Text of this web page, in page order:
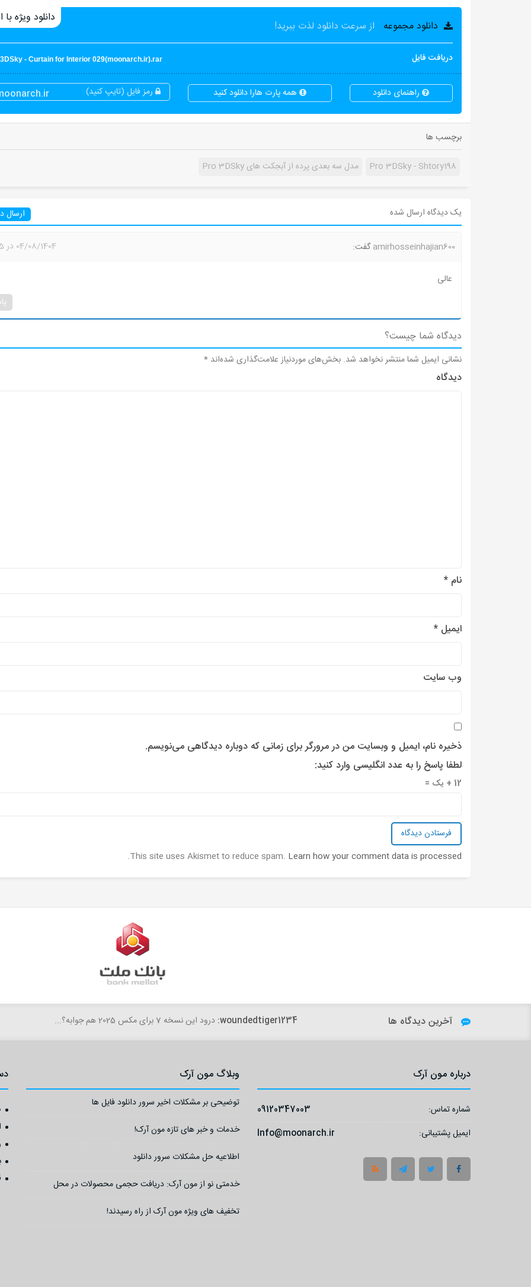
دانلود مجموعه از سرعت دانلود لذت ببرید!
دانلود ویژه با
دریافت فایل - Curtain for Interior 029(moonarch.ir).rar
راهنمای دانلود همه پارت هارا دانلود کنید رمز فایل (تایپ کنید)
برچسب ها
Pro 3DSky - Shtory198 مدل سه بعدی پرده از آبجکت های Pro 3DSky
یک دیدگاه ارسال شده ارسال
amirhosseinhajian600 گفت: 04/08/1404 در 14:55
عالی
دیدگاه شما چیست؟
نشانی ایمیل شما منتشر نخواهد شد. بخش‌های موردنیاز علامت‌گذاری شده‌اند *
دیدگاه
نام *
ایمیل *
وب‌ سایت
ذخیره نام، ایمیل و وبسایت من در مرورگر برای زمانی که دوباره دیدگاهی می‌نویسم.
لطفا پاسخ را به عدد انگلیسی وارد کنید:
12 + یک =
This site uses Akismet to reduce spam. Learn how your comment data is processed
.
آخرین دیدگاه ها woundedtiger1234: درود این نسخه 7 برای مکس 2025 هم جوابه؟...
درباره مون آرک
شماره تماس:
09120347003
ایمیل پشتیبانی:
Info@moonarch.ir
وبلاگ مون آرک
توضیحی بر مشکلات اخیر سرور دانلود فایل ها
خدمات و خبر های تازه مون آرک!
اطلاعیه حل مشکلات سرور دانلود
خدمتی نو از مون آرک: دریافت حجمی محصولات در محل
تخفیف های ویژه مون آرک از راه رسیدند!